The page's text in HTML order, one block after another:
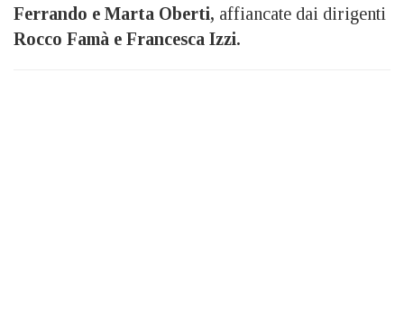
Ferrando e Marta Oberti, affiancate dai dirigenti
Rocco Famà e Francesca Izzi.